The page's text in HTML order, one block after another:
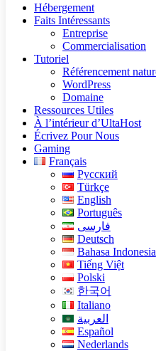
Hébergement
Faits Intéressants
Entreprise
Commercialisation
Tutoriel
Référencement
WordPress
Domaine
Ressources Utiles
À l’intérieur d’UltaHost
Écrivez Pour Nous
Gaming
Français
Русский
Türkçe
English
Português
فارسی
Deutsch
Bahasa Indonesia
Tiếng Việt
Polski
한국어
Italiano
العربية
Español
Nederlands